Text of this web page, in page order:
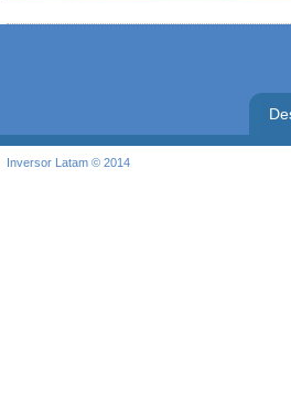
Inversor Latam © 2014